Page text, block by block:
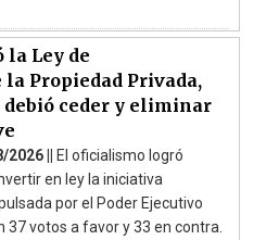
la Ley de
Propiedad Privada,
ceder y eliminar
2026 ||
El oficialismo logró
en ley la iniciativa
por el Poder Ejecutivo
37 votos a favor y 33 en contra.